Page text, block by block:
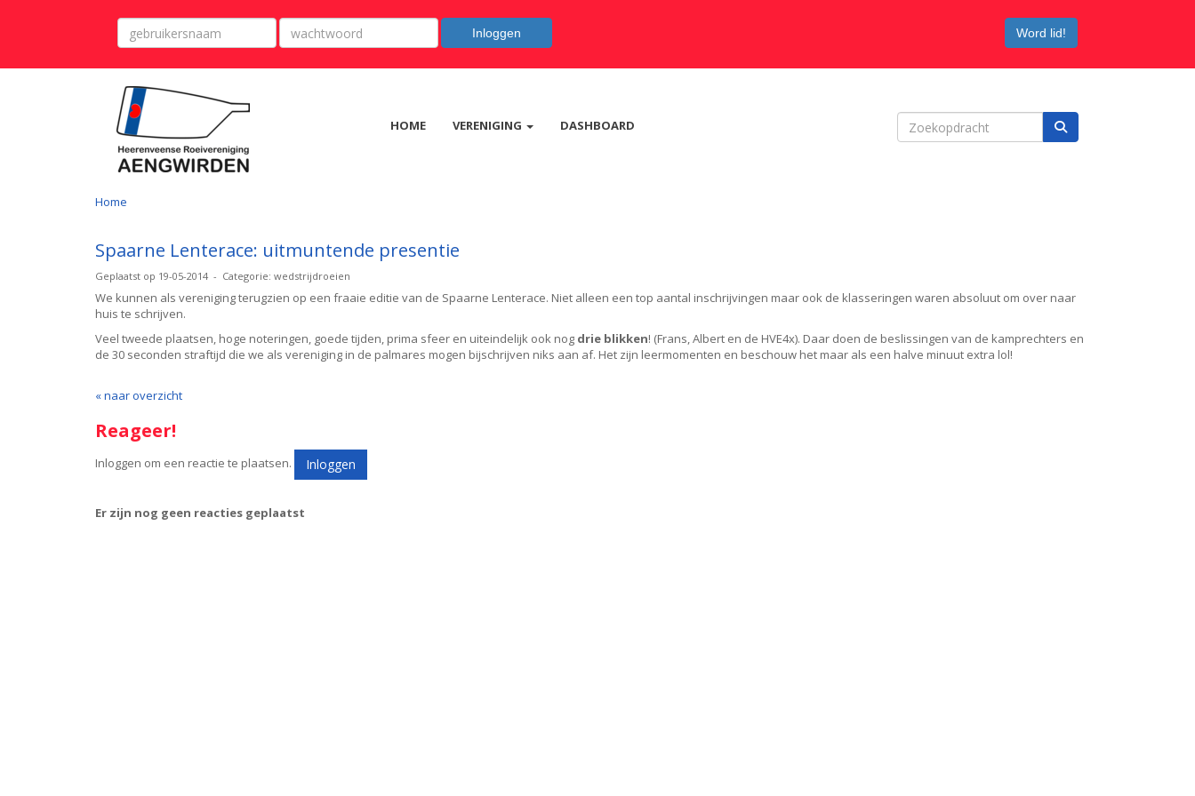
Inloggen Word lid!
HOME VERENIGING DASHBOARD
Home
Spaarne Lenterace: uitmuntende presentie
Geplaatst op 19-05-2014 - Categorie: wedstrijdroeien
We kunnen als vereniging terugzien op een fraaie editie van de Spaarne Lenterace. Niet alleen een top aantal inschrijvingen maar ook de klasseringen waren absoluut om over naar
huis te schrijven.
Veel tweede plaatsen, hoge noteringen, goede tijden, prima sfeer en uiteindelijk ook nog drie blikken! (Frans, Albert en de HVE4x). Daar doen de beslissingen van de kamprechters en
de 30 seconden straftijd die we als vereniging in de palmares mogen bijschrijven niks aan af. Het zijn leermomenten en beschouw het maar als een halve minuut extra lol!
« naar overzicht
Reageer!
Inloggen om een reactie te plaatsen. Inloggen
Er zijn nog geen reacties geplaatst